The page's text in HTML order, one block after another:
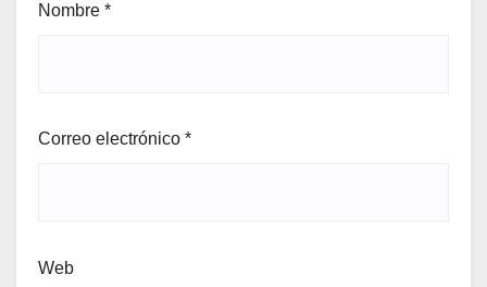
Nombre *
Correo electrónico *
Web